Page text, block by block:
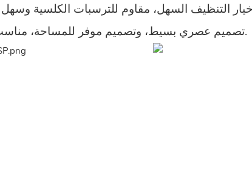
تصميم عصري بسيط، وتصميم موفر للمساحة، مناسب للمشاريع المنزلية والشقق والفنادق.